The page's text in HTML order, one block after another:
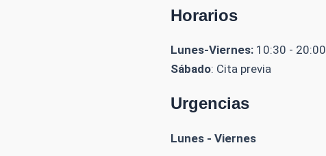
Horarios
Lunes-Viernes: 10:30 - 20:00
Sábado: Cita previa
Urgencias
Lunes - Viernes